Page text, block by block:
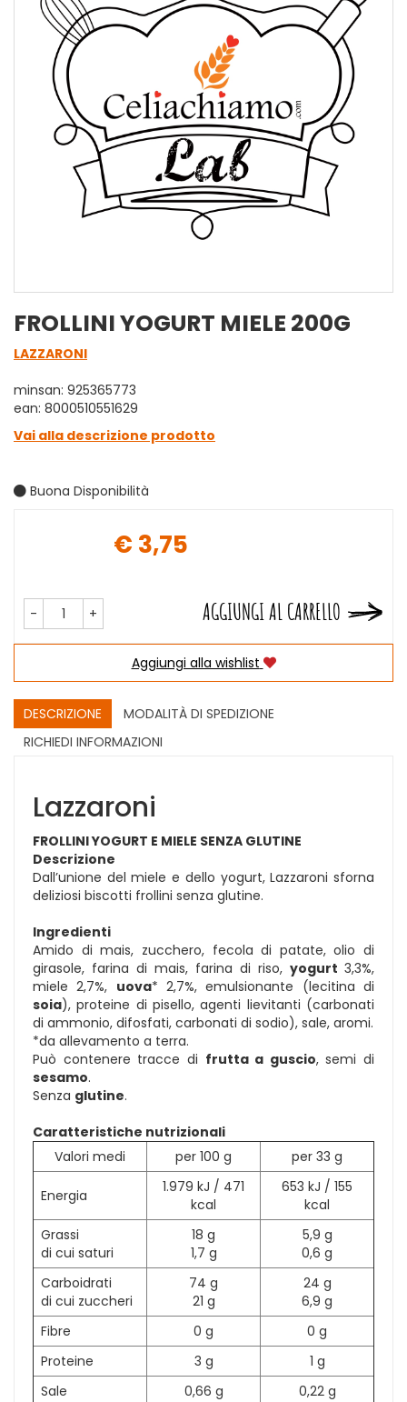
FROLLINI YOGURT MIELE 200G
LAZZARONI
minsan: 925365773
ean: 8000510551629
Vai alla descrizione prodotto
Buona Disponibilità
€ 3,75
- + AGGIUNGI AL CARRELLO
Aggiungi alla wishlist
DESCRIZIONE
MODALITÀ DI SPEDIZIONE
RICHIEDI INFORMAZIONI
Lazzaroni
FROLLINI YOGURT E MIELE SENZA GLUTINE
Descrizione
Dall’unione del miele e dello yogurt, Lazzaroni sforna
deliziosi biscotti frollini senza glutine.
Ingredienti
Amido di mais, zucchero, fecola di patate, olio di
girasole, farina di mais, farina di riso, yogurt 3,3%,
miele 2,7%, uova* 2,7%, emulsionante (lecitina di
soia), proteine di pisello, agenti lievitanti (carbonati
di ammonio, difosfati, carbonati di sodio), sale, aromi.
*da allevamento a terra.
Può contenere tracce di frutta a guscio, semi di
sesamo.
Senza glutine.
Caratteristiche nutrizionali
Valori medi
per 100 g per 33 g
Energia
1.979 kJ / 471
kcal
653 kJ / 155
kcal
Grassi
di cui saturi
18 g
1,7 g
5,9 g
0,6 g
Carboidrati
di cui zuccheri
74 g
21 g
24 g
6,9 g
Fibre
0 g
0 g
Proteine
3 g
1 g
Sale
0,66 g 0,22 g